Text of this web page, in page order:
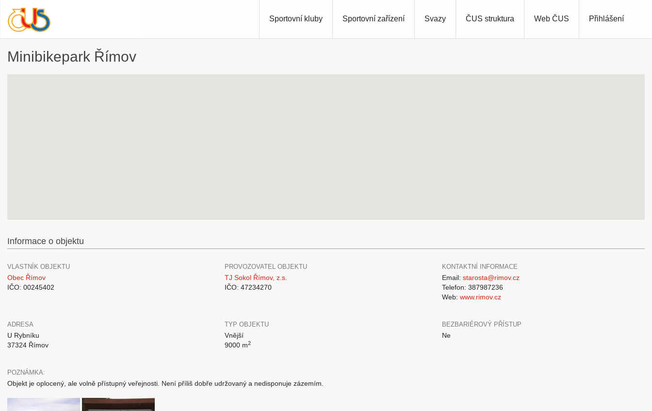
Přihlášení
Sportovní kluby Sportovní zařízení Svazy ČUS struktura Web ČUS
Minibikepark Římov
Informace o objektu
VLASTNÍK OBJEKTU
Obec Římov
IČO: 00245402
PROVOZOVATEL OBJEKTU
TJ Sokol Římov, z.s.
IČO: 47234270
KONTAKTNÍ INFORMACE
Email: starosta@rimov.cz
Telefon: 387987236
Web: www.rimov.cz
ADRESA
U Rybníku
37324 Římov
TYP OBJEKTU
Vnější
9000 m2
BEZBARIÉROVÝ PŘÍSTUP
Ne
POZNÁMKA:
Objekt je oplocený, ale volně přístupný veřejnosti. Není příliš dobře udržovaný a nedisponuje zázemím.